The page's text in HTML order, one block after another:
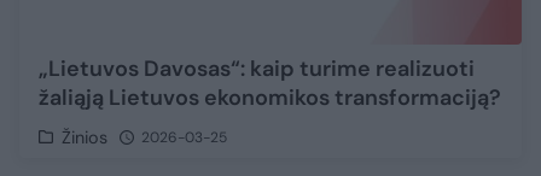
„Lietuvos Davosas“: kaip turime realizuoti
žaliąją Lietuvos ekonomikos transformaciją?
Žinios 2026-03-25